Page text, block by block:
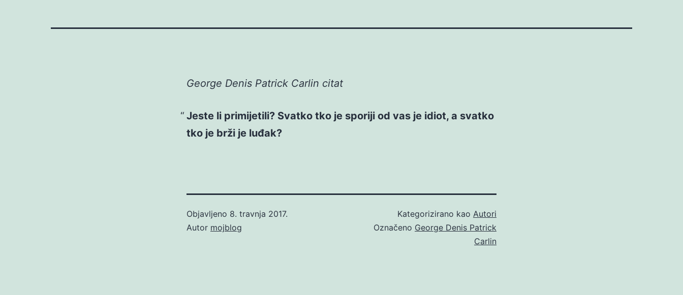
George Denis Patrick Carlin citat
Jeste li primijetili? Svatko tko je sporiji od vas je idiot, a svatko
tko je brži je luđak?
Objavljeno 8. travnja 2017.
Autor mojblog
Kategorizirano kao Autori
Označeno George Denis Patrick
Carlin